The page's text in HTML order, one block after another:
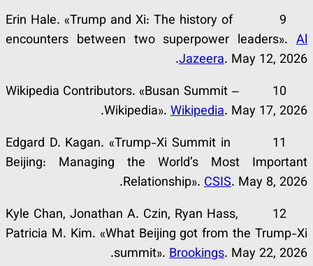
9 Erin Hale. «Trump and Xi: The history of
encounters between two superpower leaders». Al
Jazeera. May 12, 2026.
10 Wikipedia Contributors. «Busan Summit –
Wikipedia». Wikipedia. May 17, 2026.
11 Edgard D. Kagan. «Trump-Xi Summit in
Beijing: Managing the World’s Most Important
Relationship». CSIS. May 8, 2026.
12 Kyle Chan, Jonathan A. Czin, Ryan Hass,
Patricia M. Kim. «What Beijing got from the Trump-Xi
summit». Brookings. May 22, 2026.